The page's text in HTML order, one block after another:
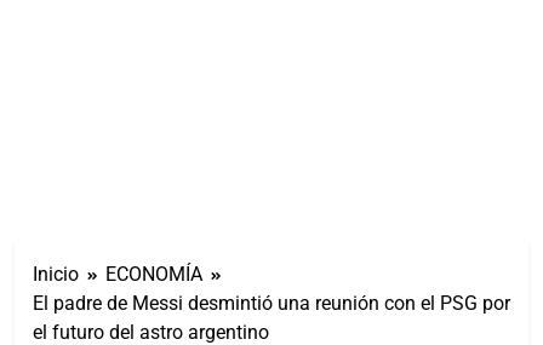
Inicio
ECONOMÍA
El padre de Messi desmintió una reunión con el PSG por
el futuro del astro argentino